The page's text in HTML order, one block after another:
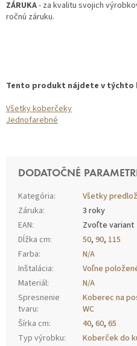
ZÁRUKA- za kvalitu svojich
ročnú záruku.
Tento produkt nájdete v týchto
Všetky koberčeky
Jednofarebné
DODATOČNÉ
Kategória:
Všetky
Záruka:
3 roky
EAN:
Zvoľte variant
Dĺžka cm: 50, 90, 115
Farba:
N/A
Inštalácia:
Voľne
Materiál:
N/A
Spresnenie
tvaru:
Koberec na
WC
Šírka cm: 40, 60, 65
Typ výrobku:
Koberček do